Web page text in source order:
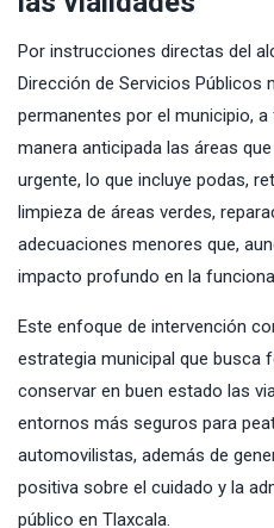
Por instrucciones directas del
Dirección de Servicios Públicos
permanentes por el municipio,
manera anticipada las áreas
urgente, lo que incluye podas,
limpieza de áreas verdes,
adecuaciones menores que,
impacto profundo en la
Este enfoque de intervención
estrategia municipal que busca
conservar en buen estado las
entornos más seguros para
automovilistas, además de
positiva sobre el cuidado y la
público en Tlaxcala.